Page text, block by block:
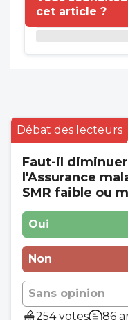
cet article ?
Débat des lecteurs
Faut-il
l'Assurance
SMR faible ou
Oui
Non
Sans opinion
254 votes
86